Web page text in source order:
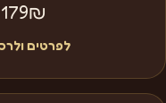
179₪
לפרטים